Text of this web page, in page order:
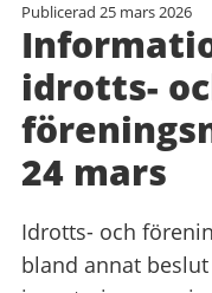
Publicerad 25 mars 2026
idrotts-
24 mars
Idrotts- och
bland annat